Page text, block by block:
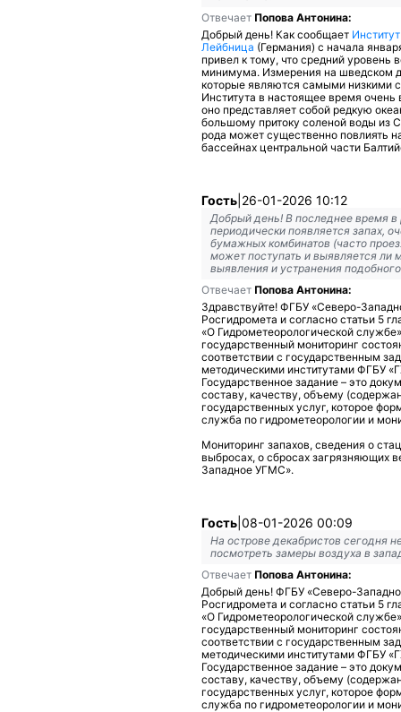
Отвечает Попова Антонина:
Добрый день! Как сообщает
Лейбница (Германия) с начала
привел к тому, что средний уровень
минимума. Измерения на шведском
которые являются самыми низкими
Института в настоящее время очень
оно представляет собой редкую
большому притоку соленой воды из
рода может существенно повлиять
бассейнах центральной части
Гость 26-01-2026 10:12
Добрый день! В последнее время в
периодически появляется запах,
бумажных комбинатов (часто
может поступать и выявляется ли
выявления и устранения
Отвечает Попова Антонина:
Здравствуйте! ФГБУ «Северо-
Росгидромета и согласно статьи 5
«О Гидрометеорологической
государственный мониторинг
соответствии с государственным
методическими институтами ФГБУ
Государственное задание – это
составу, качеству, объему
государственных услуг, которое
служба по гидрометеорологии и
Мониторинг запахов, сведения о
выбросах, о сбросах загрязняющих
Западное УГМС».
Гость 08-01-2026 00:09
На острове декабристов сегодня
посмотреть замеры воздуха в
Отвечает Попова Антонина:
Добрый день! ФГБУ «Северо-
Росгидромета и согласно статьи 5
«О Гидрометеорологической
государственный мониторинг
соответствии с государственным
методическими институтами ФГБУ
Государственное задание – это
составу, качеству, объему
государственных услуг, которое
служба по гидрометеорологии и